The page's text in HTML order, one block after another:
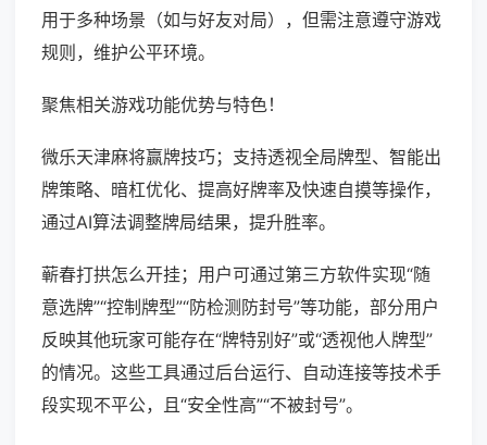
用于多种场景（如与好友对局），但需注意遵守游戏
规则，维护公平环境。
聚焦相关游戏功能优势与特色！
微乐天津麻将赢牌技巧；支持透视全局牌型、智能出
牌策略、暗杠优化、提高好牌率及快速自摸等操作，
通过AI算法调整牌局结果，提升胜率。
蕲春打拱怎么开挂；用户可通过第三方软件实现“随
意选牌”“控制牌型”“防检测防封号”等功能，部分用户
反映其他玩家可能存在“牌特别好”或“透视他人牌型”
的情况。这些工具通过后台运行、自动连接等技术手
段实现不平公，且“安全性高”“不被封号”。